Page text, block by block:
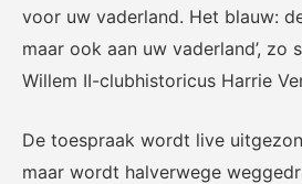
Eén Tweetje
De online community voor
bestuurders in het
voor uw vaderland. Het blauw:
maar ook aan uw vaderland’, zo
Willem II-clubhistoricus Harrie
De toespraak wordt live
maar wordt halverwege